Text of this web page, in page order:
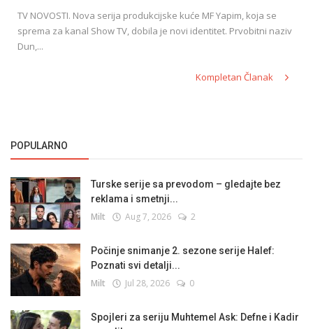
TV NOVOSTI. Nova serija produkcijske kuće MF Yapim, koja se
sprema za kanal Show TV, dobila je novi identitet. Prvobitni naziv
Dun,...
Kompletan Članak
POPULARNO
Turske serije sa prevodom – gledajte bez
reklama i smetnji...
Milt Aug 7, 2026 2
Počinje snimanje 2. sezone serije Halef:
Poznati svi detalji...
Milt Jul 28, 2026 0
Spojleri za seriju Muhtemel Ask: Defne i Kadir